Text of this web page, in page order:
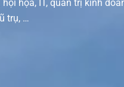
họa, IT, quản trị kinh
trụ, …